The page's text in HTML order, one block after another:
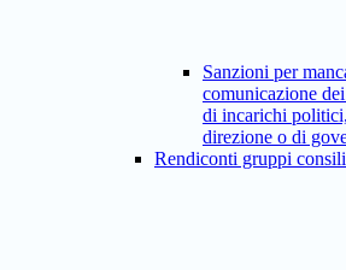
Sanzioni per
comunicazione
di incarichi
direzione o di
Rendiconti gruppi